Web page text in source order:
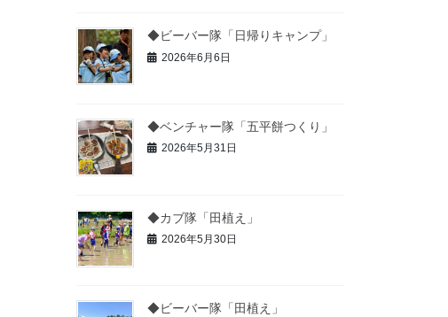
◆ビーバー隊「日帰りキャンプ」
2026年6月6日
◆ベンチャー隊「五平餅つくり」
2026年5月31日
◆カブ隊「田植え」
2026年5月30日
◆ビーバー隊「田植え」